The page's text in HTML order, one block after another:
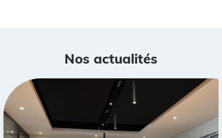
Nos actualités